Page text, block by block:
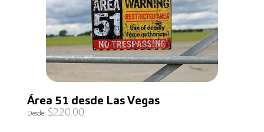
Área 51 desde Las Vegas
Desde: $220.00